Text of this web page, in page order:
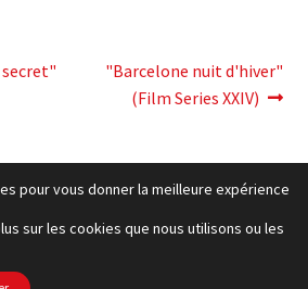
Article
suivant:
"Barcelone nuit d'hiver"
(Film Series XXIV)
Ccluxemburg 2006 - 2026 –
pour vous donner la meilleure expérience
sur les cookies que nous utilisons ou les